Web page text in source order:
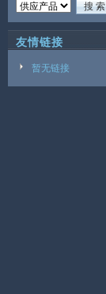
友情链接
暂无链接